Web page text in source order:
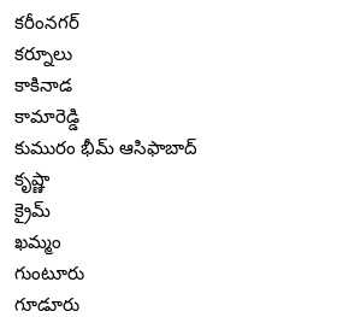
కరీంనగర్
కర్నూలు
కాకినాడ
కామారెడ్డి
కుమురం భీమ్ ఆసిఫాబాద్
కృష్ణా
క్రైమ్
ఖమ్మం
గుంటూరు
గూడూరు